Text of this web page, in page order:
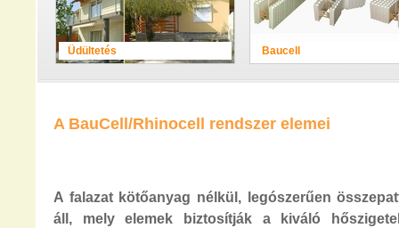
Üdültetés Baucell
A BauCell/Rhinocell rendszer elemei
A falazat kötőanyag nélkül, legószerűen
áll, mely elemek biztosítják a kiváló